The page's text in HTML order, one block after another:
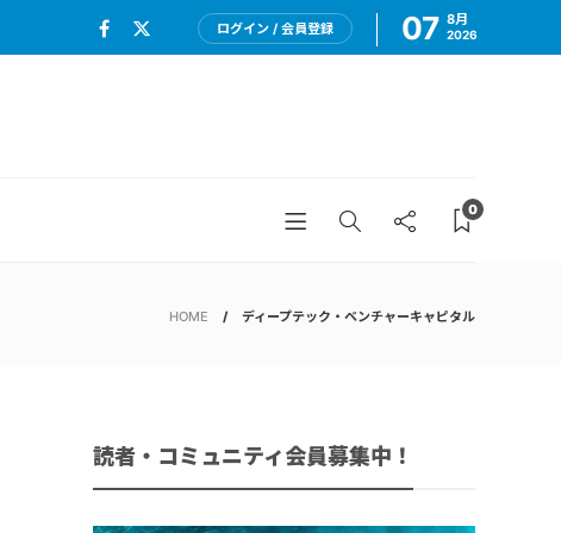
ログイン / 会員登録 07 8月
2026
0
HOME ディープテック・ベンチャーキャピタル
読者・コミュニティ会員募集中！